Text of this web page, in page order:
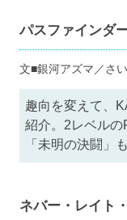
パスファインダ
文■銀河アズマ／さ
趣向を変えて、
紹介。2レベル
「未明の決闘」
ネバー・レイト